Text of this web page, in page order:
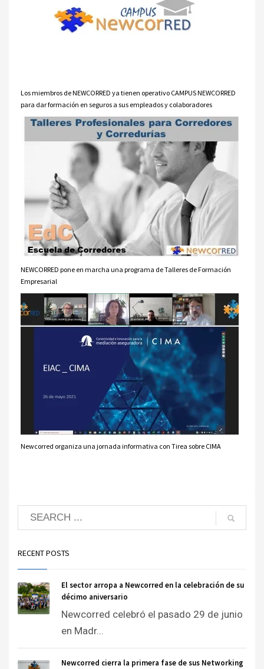
Los miembros de NEWCORRED ya tienen operativo CAMPUS NEWCORRED
para dar formación en seguros a sus empleados y colaboradores
NEWCORRED pone en marcha una programa de Talleres de Formación
Empresarial
Newcorred organiza una jornada informativa con Tirea sobre CIMA
RECENT POSTS
El sector arropa a Newcorred en la celebración de su
décimo aniversario
Newcorred celebró el pasado 29 de junio
en Madr...
Newcorred cierra la primera fase de sus Networking